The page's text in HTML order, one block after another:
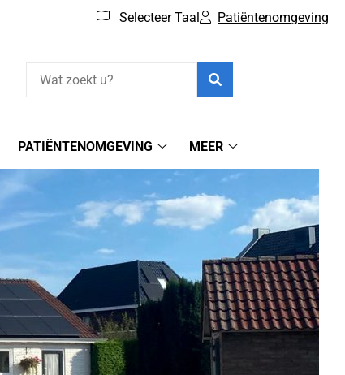
Selecteer Taal Patiëntenomgeving
PATIËNTENOMGEVING
submenu
MEER
submenu